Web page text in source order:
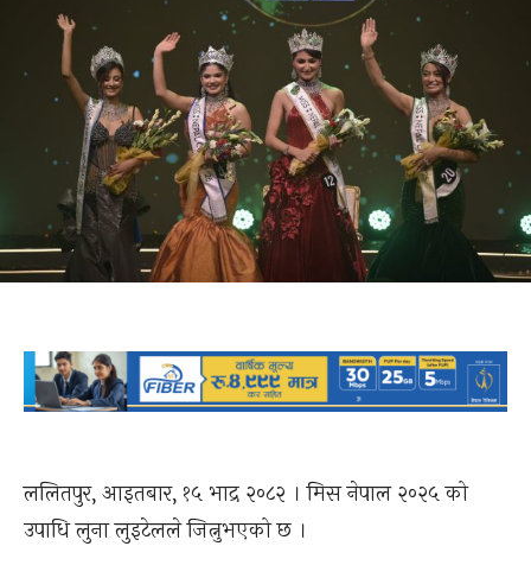
ललितपुर, आइतबार, १५ भाद्र २०८२ । मिस नेपाल २०२५ को
उपाधि लुना लुइटेलले जित्नुभएको छ ।